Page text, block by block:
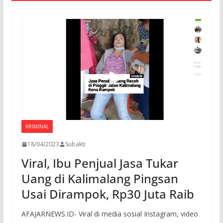
KRIMINAL
18/04/2023 Subakti
Viral, Ibu Penjual Jasa Tukar
Uang di Kalimalang Pingsan
Usai Dirampok, Rp30 Juta Raib
AFAJARNEWS.ID- Viral di media sosial Instagram, video